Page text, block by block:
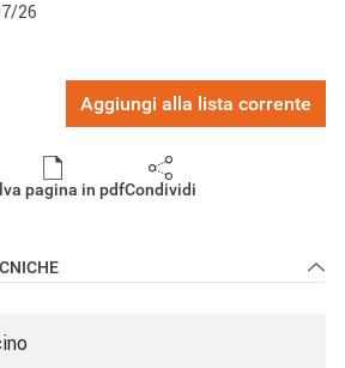
26
Aggiungi alla lista corrente
pagina in pdfCondividi